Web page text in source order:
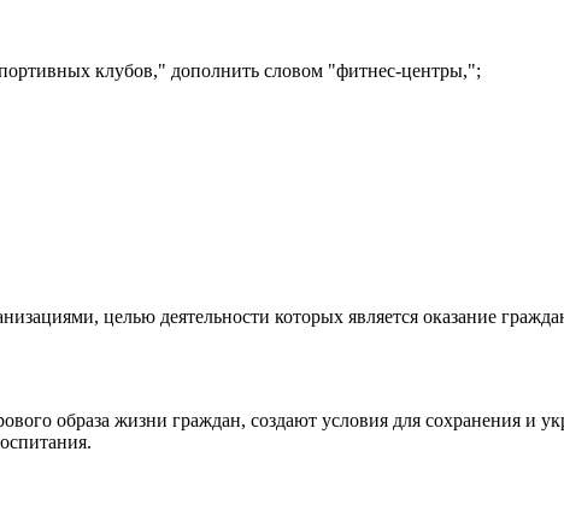
клубов," дополнить словом "фитнес-центры,";
целью деятельности которых является оказание
образа жизни граждан, создают условия для сохранения и